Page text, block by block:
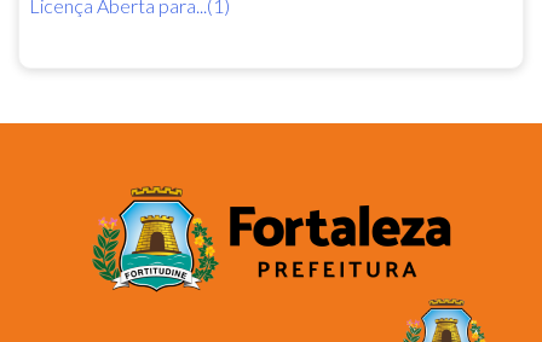
Licença Aberta para...(1)